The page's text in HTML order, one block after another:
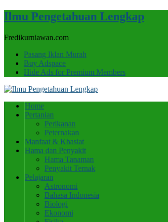
Ilmu Pengetahuan Lengkap
Fredikurniawan.com
Pasang Iklan Murah
Buy Adspace
Hide Ads for Premium Members
Home
Pertanian
Perikanan
Peternakan
Manfaat & Khasiat
Hama dan Penyakit
Hama Tanaman
Penyakit Ternak
Pelajaran
Astronomi
Bahasa Indonesia
Biologi
Ekonomi